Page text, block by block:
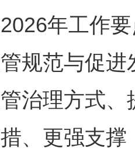
年工作
规范与促
治理方式
、更强支